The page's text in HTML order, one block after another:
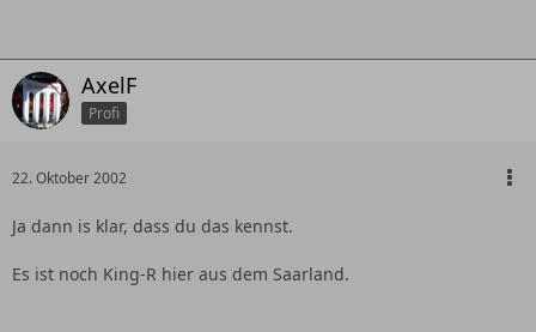
AxelF
Profi
22. Oktober 2002
Ja dann is klar, dass du das kennst.
Es ist noch King-R hier aus dem Saarland.